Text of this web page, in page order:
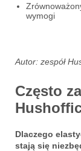
wymogi
Autor: zespół
Często
Dlaczego
stają się